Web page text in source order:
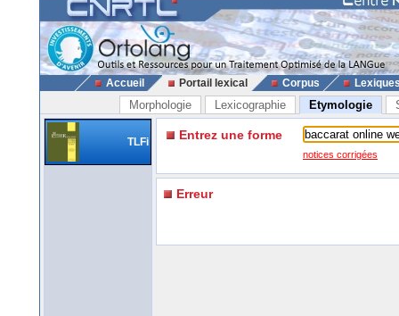
Accueil Portail lexical Corpus
Morphologie Lexicographie Etymologie
TLFi Entrez une forme
notices corrigées
Erreur